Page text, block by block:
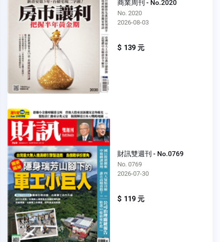
商業周刊 - No.2020
No. 2020
2026-08-03
$ 139 元
財訊雙週刊 - No.0769
No. 0769
2026-07-30
$ 119 元